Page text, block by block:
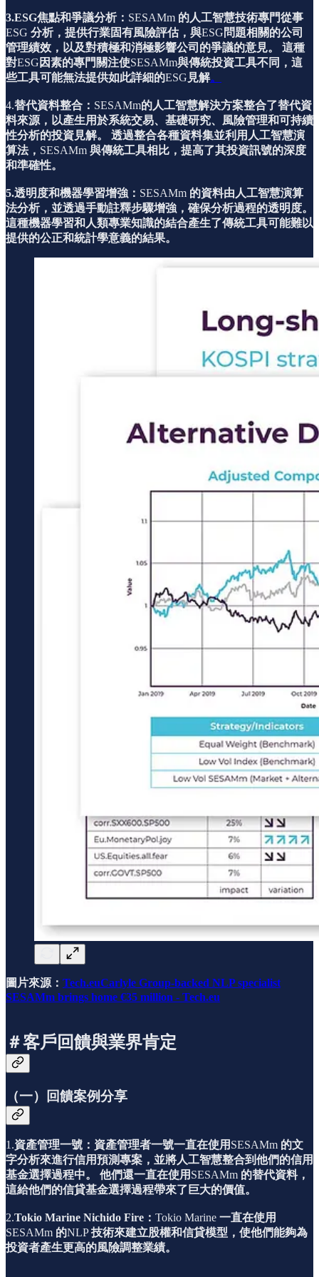
3.ESG焦點和爭議分析： SESAMm 的人工智慧技術專門從事
ESG 分析，提供行業固有風險評估，與ESG問題相關的公司
管理績效，以及對積極和消極影響公司的爭議的意見。
這種
對ESG 因素的專門關注使SESAMm與傳統投資工具不同，這
些工具可能無法提供如此詳細的ESG 見解。
4.替代資料整合： SESAMm的人工智慧解決方案整合了替代資
料來源，以產生用於系統交易、基礎研究、風險管理和可持續
性分析的投資見解。
透過整合各種資料集並利用人工智慧演
算法， SESAMm 與傳統工具相比，提高了其投資訊號的深度
和準確性。
5.透明度和機器學習增強： SESAMm 的資料由人工智慧演算
法分析，並透過手動註釋步驟增強，確保分析過程的透明度。
這種機器學習和人類專業知識的結合產生了傳統工具可能難以
提供的公正和統計學意義的結果。
圖片來源： Tech.euCarlyle Group-backed NLP specialist
SESAMm brings home €35 million - Tech.eu
＃客戶回饋與業界肯定
（一）回饋案例分享
1.資產管理一號：資產管理者一號一直在使用 SESAMm 的文
字分析來進行信用預測專案，並將人工智慧整合到他們的信用
基金選擇過程中。
他們還一直在使用 SESAMm 的替代資料，
這給他們的信貸基金選擇過程帶來了巨大的價值。
2.Tokio Marine Nichido Fire： Tokio Marine 一直在使用
SESAMm 的NLP技術來建立股權和信貸模型，使他們能夠為
投資者產生更高的風險調整業績。